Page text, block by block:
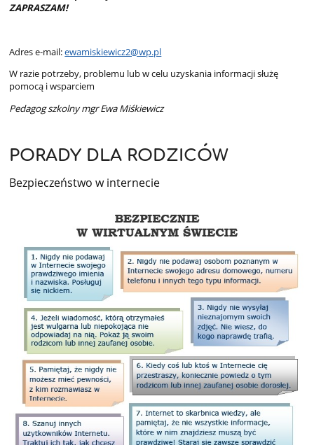
ZAPRASZAM!
Adres e-mail:ewamiskiewicz2@wp.pl
W razie potrzeby, problemu lub w celu uzyskania informacji służę
pomocą i wsparciem
Pedagog szkolny mgr Ewa Miśkiewicz
PORADY DLA RODZICÓW
Bezpieczeństwo w internecie